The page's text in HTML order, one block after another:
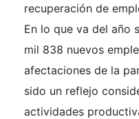
recuperación de
En lo que va del año
mil 838 nuevos
afectaciones de la
sido un reflejo
actividades